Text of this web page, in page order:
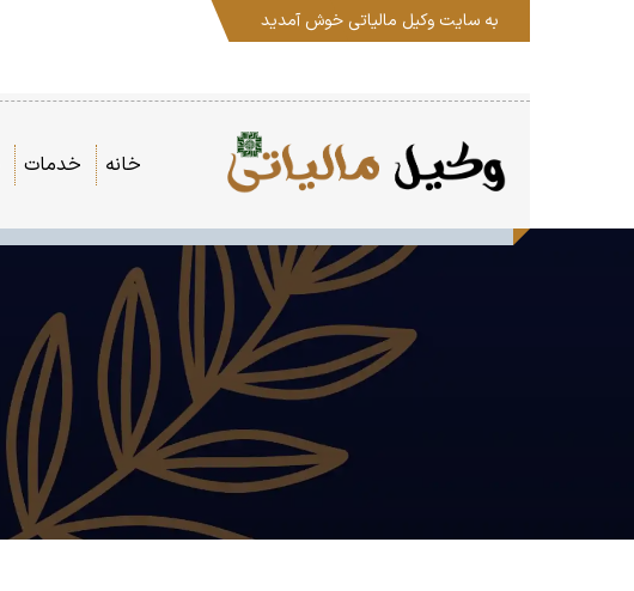
به سایت وکیل مالیاتی خوش آمدید
خانه خدمات